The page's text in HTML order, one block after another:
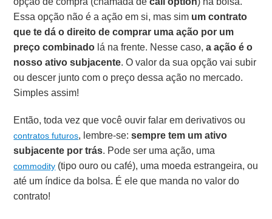
Essa opção não é a ação em si, mas sim um contrato
que te dá o direito de comprar uma ação por um
preço combinado lá na frente. Nesse caso,a ação é o
nosso ativo subjacente. O valor da sua opção vai subir
ou descer junto com o preço dessa ação no mercado.
Simples assim!
Então, toda vez que você ouvir falar em derivativos ou
contratos futuros, lembre-se:sempre tem um ativo
subjacente por trás. Pode ser uma ação, uma
commodity (tipo ouro ou café), uma moeda estrangeira, ou
até um índice da bolsa. É ele que manda no valor do
contrato!